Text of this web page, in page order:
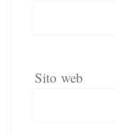
Sito web